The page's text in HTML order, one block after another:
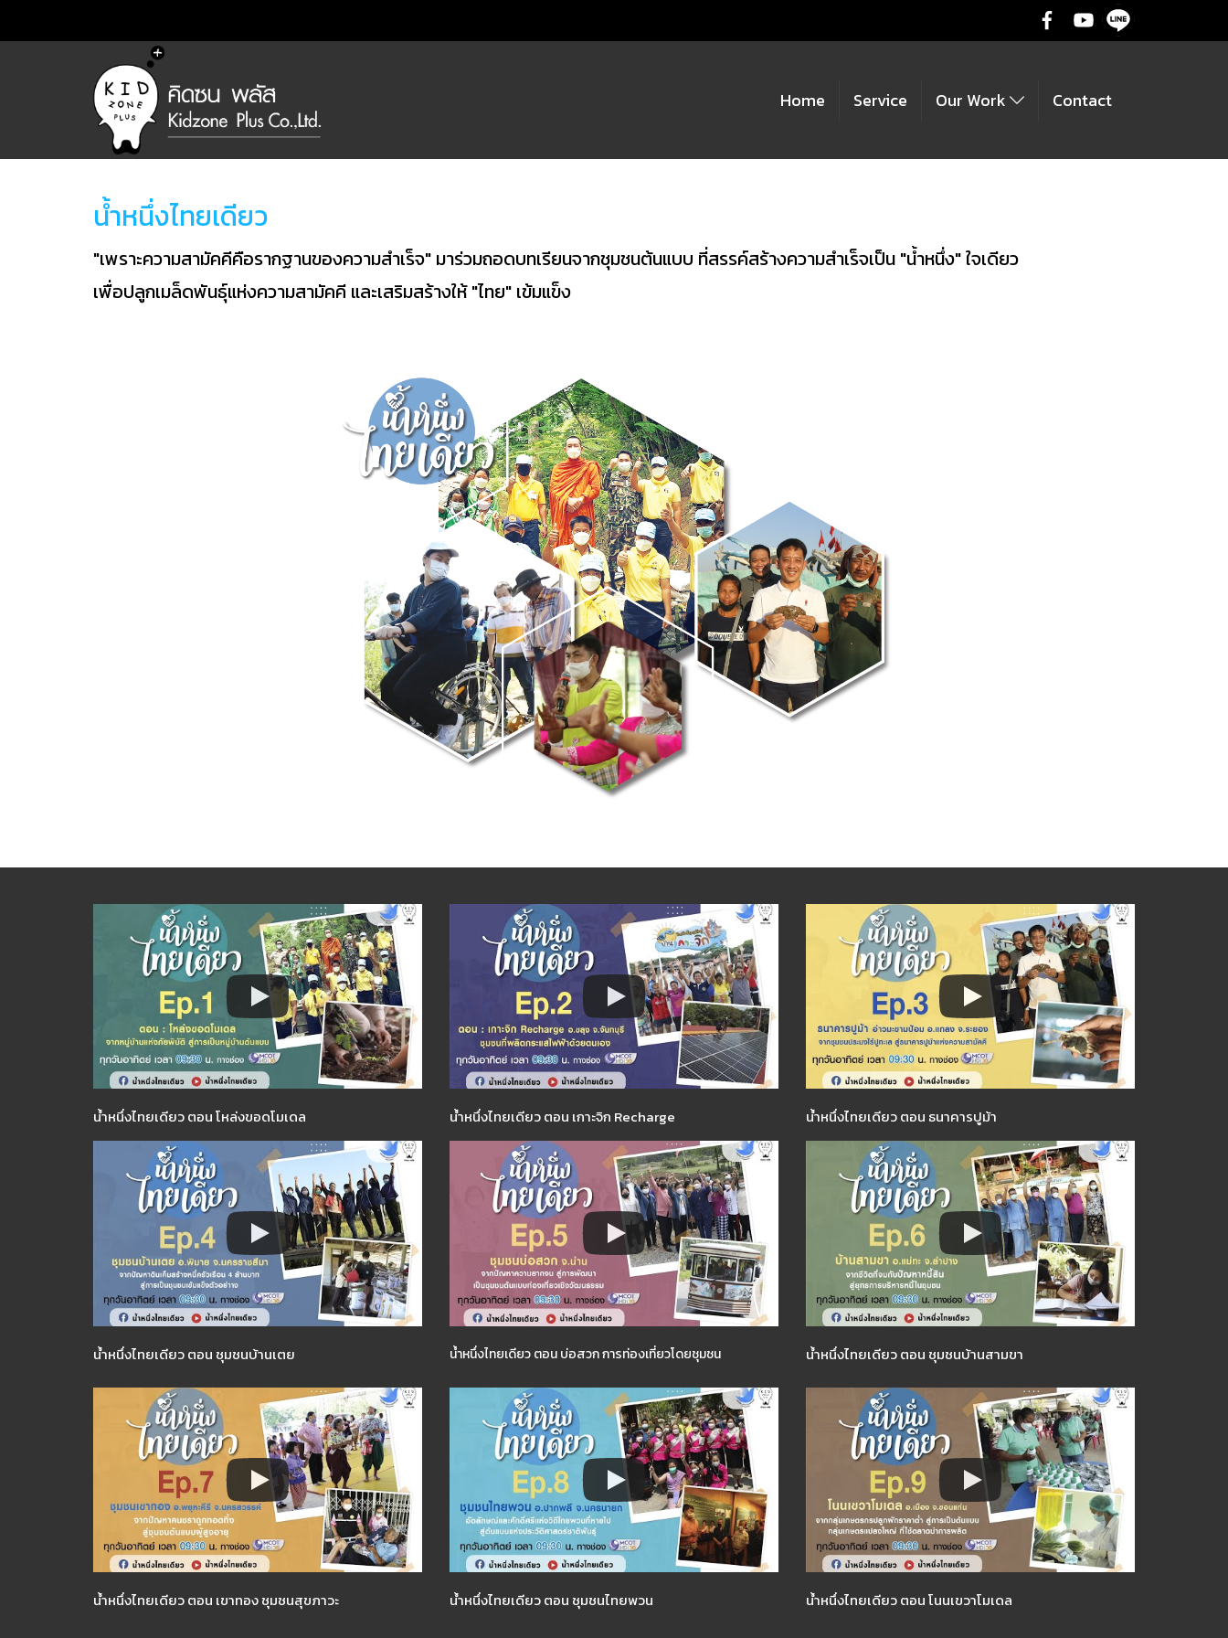
Home Service Our Work Contact
น้ำหนึ่งไทยเดียว
"เพราะความสามัคคีคือรากฐานของความสำเร็จ" มาร่วมถอดบทเรียนจากชุมชนต้นแบบ ที่สรรค์สร้างความสำเร็จเป็น "น้ำหนึ่ง" ใจเดียว
เพื่อปลูกเมล็ดพันธุ์แห่งความสามัคคี และเสริมสร้างให้ "ไทย" เข้มแข็ง
น้ำหนึ่งไทยเดียว ตอน โหล่งขอดโมเดล น้ำหนึ่งไทยเดียว ตอน เกาะจิก Recharge น้ำหนึ่งไทยเดียว ตอน ธนาคารปูม้า
น้ำหนึ่งไทยเดียว ตอน ชุมชนบ้านเตย น้ำหนึ่งไทยเดียว ตอน บ่อสวก การท่องเที่ยวโดยชุมชน น้ำหนึ่งไทยเดียว ตอน ชุมชนบ้านสามขา
น้ำหนึ่งไทยเดียว ตอน เขาทอง ชุมชนสุขภาวะ น้ำหนึ่งไทยเดียว ตอน ชุมชนไทยพวน น้ำหนึ่งไทยเดียว ตอน โนนเขวาโมเดล